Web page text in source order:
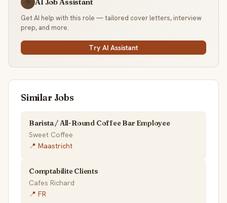
Get AI help with this role — tailored cover letters, interview
prep, and more.
Try AI Assistant
Similar Jobs
Barista / All-Round Coffee Bar Employee
Sweet Coffee
📍 Maastricht
Comptabilite Clients
Cafes Richard
📍 FR